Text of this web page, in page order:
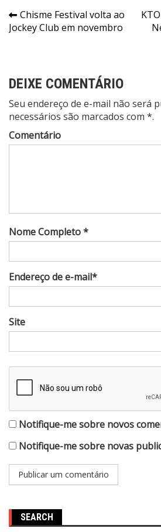
Navegação
de
Chisme Festival volta ao
Jockey Club em novembro
DEIXE COMENTÁRIO
Seu endereço de e-mail não será
necessários são marcados com *.
Comentário
Nome Completo *
Endereço de e-mail*
Site
Notifique-me sobre novos
Notifique-me sobre novas
SEARCH